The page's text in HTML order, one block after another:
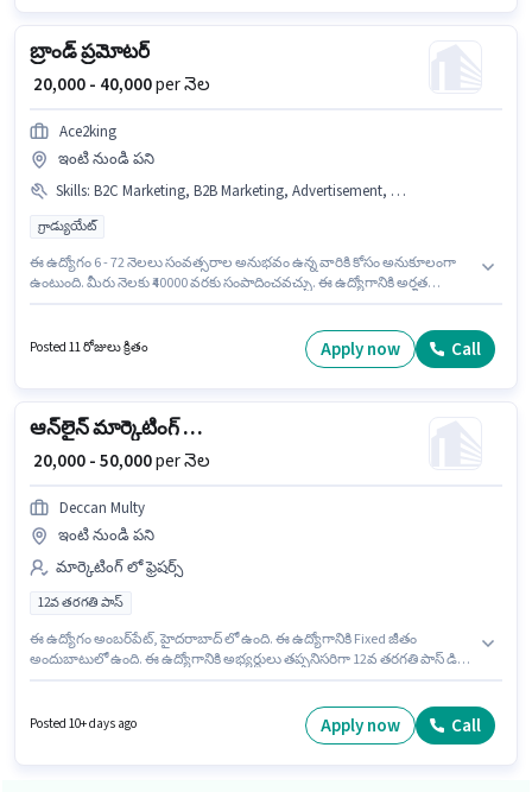
బ్రాండ్ ప్రమోటర్
₹ 20,000 - 40,000per నెల
Ace2king
ఇంటి నుండి పని
Skills: B2C Marketing, B2B Marketing, Advertisement, Brand Marketing
గ్రాడ్యుయేట్
ఈ ఉద్యోగం 6 - 72 నెలలు సంవత్సరాల అనుభవం ఉన్న వారికి కోసం అనుకూలంగా
ఉంటుంది. మీరు నెలకు ₹40000 వరకు సంపాదించవచ్చు. ఈ ఉద్యోగానికి అర్హత
గ్రాడ్యుయేట్ డిగ్రీ/సర్టిఫికెట్ కలిగి ఉండాలి. ఈ ఉద్యోగానికి Fixed జీతం అందుబాటులో
ఉంది. ఈ ఖాళీ అశోక్ విహార్ ఫేజ్ 3, ఢిల్లీ లో ఉంది. Ace2king లో మార్కెటింగ్
Posted 11 రోజులు క్రితం Apply now Call
ఆన్‌లైన్ మార్కెటింగ్ ఎగ్జిక్యూటివ్
₹ 20,000 - 50,000per నెల
Deccan Multy
ఇంటి నుండి పని
మార్కెటింగ్ లో ఫ్రెషర్స్
12వ తరగతి పాస్
ఈ ఉద్యోగం అంబర్‌పేట్, హైదరాబాద్ లో ఉంది. ఈ ఉద్యోగానికి Fixed జీతం
అందుబాటులో ఉంది. ఈ ఉద్యోగానికి అభ్యర్థులు తప్పనిసరిగా 12వ తరగతి పాస్ డిగ్రీ/
చేరండి.
Posted 10+ days ago Apply now Call